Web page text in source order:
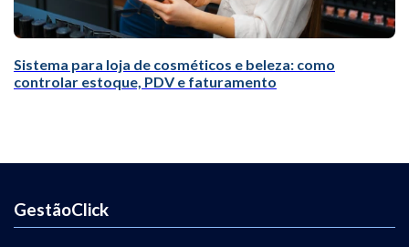
Sistema para loja de cosméticos e beleza: como
controlar estoque, PDV e faturamento
GestãoClick